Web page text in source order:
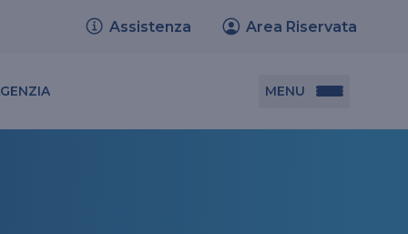
Assistenza Area Riservata
MENU